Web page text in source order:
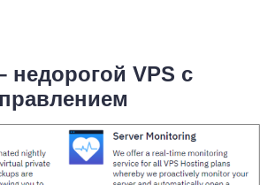
недорогой VPS с